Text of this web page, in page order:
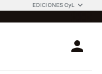
EDICIONES CyL
Login